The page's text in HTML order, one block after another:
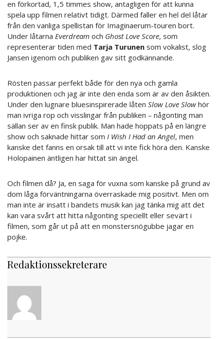
en förkortad, 1,5 timmes show, antagligen för att kunna
spela upp filmen relativt tidigt. Därmed faller en hel del låtar
från den vanliga spellistan för Imaginaerum-touren bort.
Under låtarna Everdream och Ghost Love Score, som
representerar tiden med Tarja Turunen som vokalist, slog
Jansen igenom och publiken gav sitt godkännande.
Rösten passar perfekt både för den nya och gamla
produktionen och jag är inte den enda som är av den åsikten.
Under den lugnare bluesinspirerade låten Slow Love Slow hör
man ivriga rop och visslingar från publiken – någonting man
sällan ser av en finsk publik. Man hade hoppats på en längre
show och saknade hittar som I Wish I Had an Angel, men
kanske det fanns en orsak till att vi inte fick höra den. Kanske
Holopainen äntligen har hittat sin ängel.
Och filmen då? Ja, en saga för vuxna som kanske på grund av
dom låga förväntningarna överraskade mig positivt. Men om
man inte är insatt i bandets musik kan jag tänka mig att det
kan vara svårt att hitta någonting speciellt eller sevärt i
filmen, som går ut på att en monstersnögubbe jagar en
pojke.
Redaktionssekreterare